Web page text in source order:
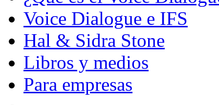
Voice Dialogue e IFS
Hal & Sidra Stone
Libros y medios
Para empresas